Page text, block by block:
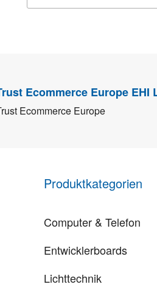
Ecommerce Europe
Produktkategorien
Computer & Telefon
Entwicklerboards
Lichttechnik